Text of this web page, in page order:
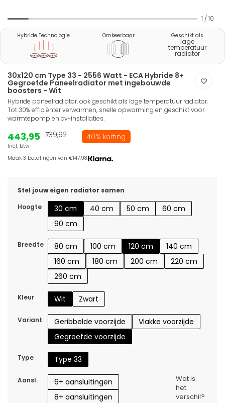
1 / 10
Hybride Technologie Omkeerbaar Geschikt als
lage
temperatuur
radiator
30x120 cm Type 33 - 2556 Watt - ECA Hybride 8+
Gegroefde Paneelradiator met ingebouwde
boosters - Wit
Hybride paneelradiator, ook geschikt als lage temperatuur radiator.
Tot 30% efficiënter verwarmen, snelle opwarming en geschikt voor
warmtepomp en cv-installaties.
443,95
Incl. btw
739,92 40% korting
Maak 3 betalingen van €147,98.
Stel jouw eigen radiator samen
Hoogte
30 cm 40 cm 50 cm
60 cm
90 cm
Breedte 80 cm 100 cm 120 cm
140 cm
160 cm
180 cm 200 cm
220 cm
260 cm
Kleur Wit Zwart
Variant Geribbelde voorzijde
Vlakke voorzijde
Gegroefde voorzijde
Type Type 33
Aansl.
6+ aansluitingen
8+ aansluitingen
Wat is
het
verschil?